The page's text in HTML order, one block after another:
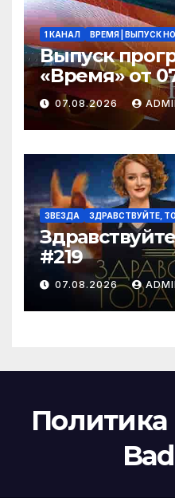
1 КАНАЛ ВРЕМЯ | ВЫПУСК
Выпуск
«Время» от
07.08.2026
ЗВЕЗДА ЗДРАВСТВУЙТЕ,
#219
07.08.2026
Политика